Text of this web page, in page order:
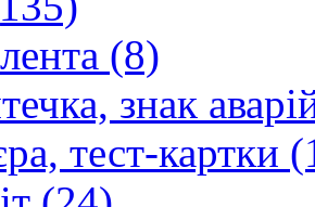
(8)
знак
тест-картки